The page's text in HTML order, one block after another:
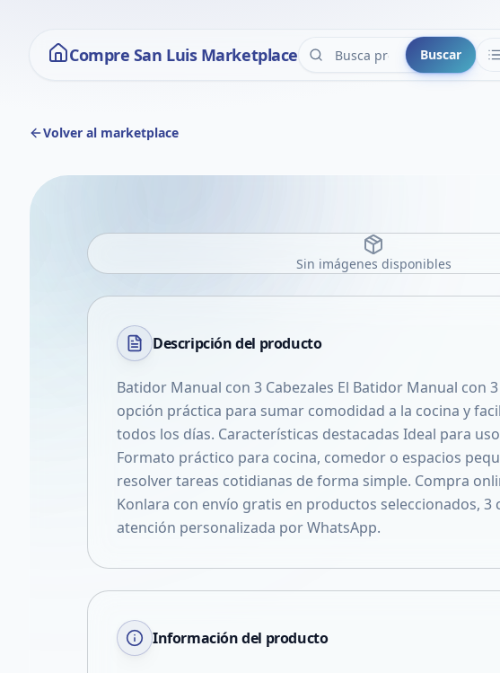
Compre San Luis Marketplace Buscar
Volver al marketplace
Sin imágenes disponibles
Descripción del producto
Batidor Manual con 3 Cabezales El Batidor Manual con
opción práctica para sumar comodidad a la cocina y
todos los días. Características destacadas Ideal para
Formato práctico para cocina, comedor o espacios
resolver tareas cotidianas de forma simple. Compra
Konlara con envío gratis en productos seleccionados, 3
atención personalizada por WhatsApp.
Información del producto